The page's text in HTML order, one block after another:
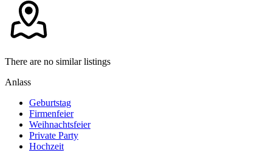
There are no similar listings
Anlass
Geburtstag
Firmenfeier
Weihnachtsfeier
Private Party
Hochzeit